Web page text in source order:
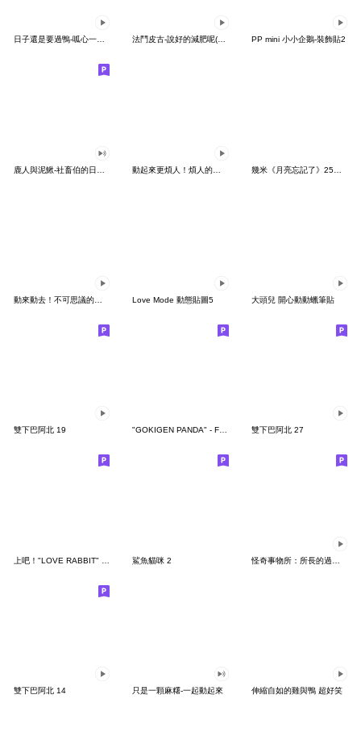
日子還是要過鴨-呱心一下鴨 法鬥皮古-說好的減肥呢(第15彈) PP mini 小小企鵝-裝飾貼2
幾米《月亮忘記了》25周年 x 晴天P莉
Love Mode 動態貼圖5 大頭兒 開心動動蠟筆貼
雙下巴阿北 19 "GOKIGEN PANDA" - Feeling / global 雙下巴阿北 27
鯊魚貓咪 2
雙下巴阿北 14 只是一顆麻糬-一起動起來 伸縮自如的雞與鴨 超好笑